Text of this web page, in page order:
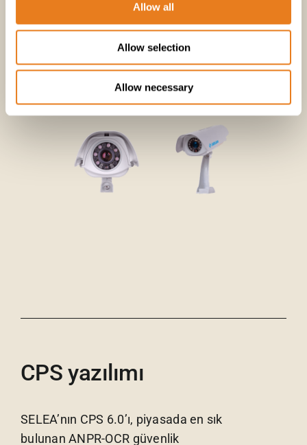
Allow all
Allow selection
Allow necessary
CPS yazılımı
SELEA’nın CPS 6.0’ı, piyasada en sık
bulunan ANPR-OCR güvenlik